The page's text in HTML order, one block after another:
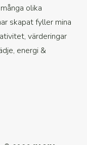
olika
skapat fyller mina
värderingar
energi &